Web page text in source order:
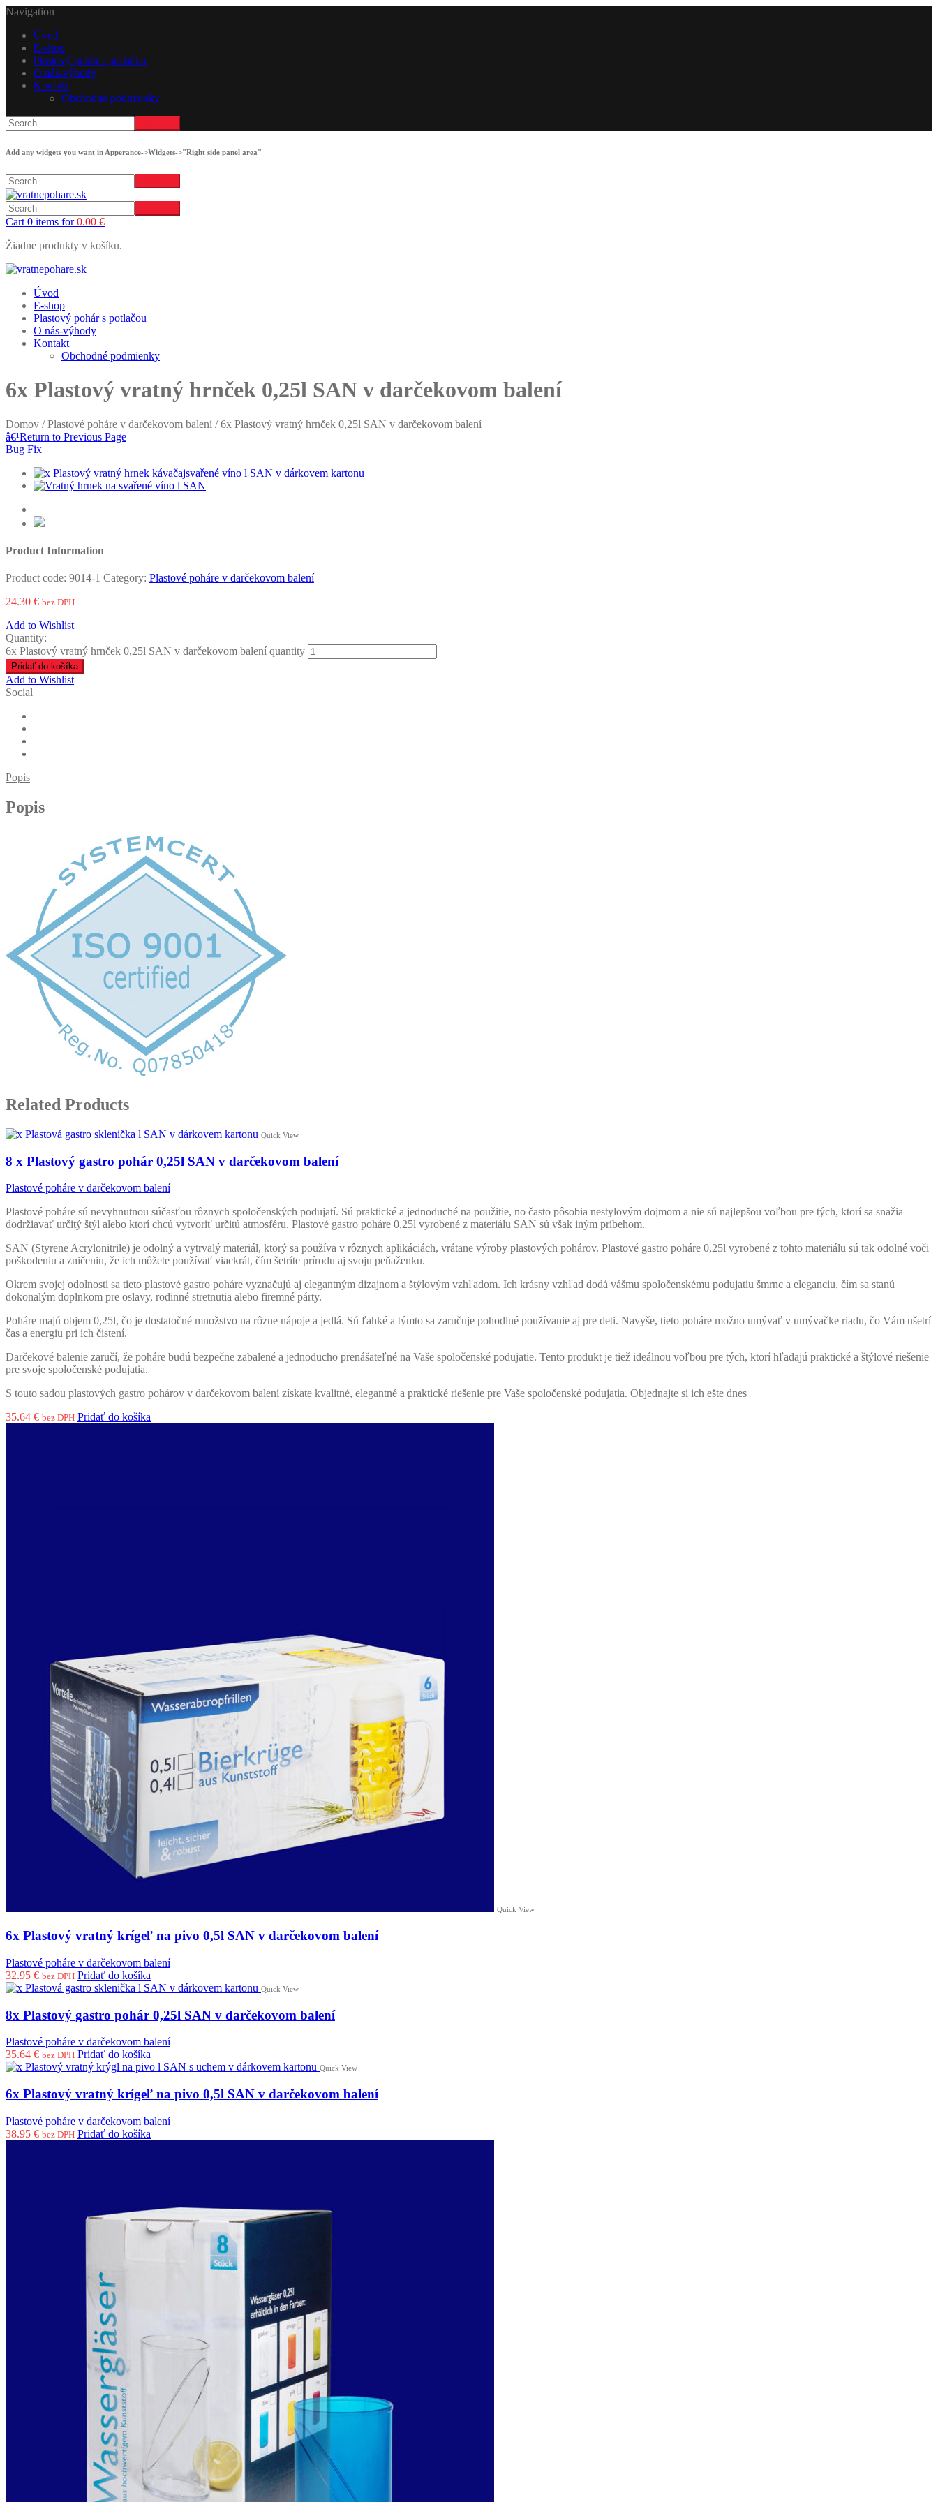
Navigation
Úvod
E-shop
Plastový pohár s potlačou
O nás-výhody
Kontakt
Obchodné podmienky
Add any widgets you want in Apperance->Widgets->"Right side panel area"
Cart 0 items for0.00 €
Žiadne produkty v košíku.
Úvod
E-shop
Plastový pohár s potlačou
O nás-výhody
Kontakt
Obchodné podmienky
6x Plastový vratný hrnček 0,25l SAN v darčekovom balení
Domov /Plastové poháre v darčekovom balení / 6x Plastový vratný hrnček 0,25l SAN v darčekovom balení
â€¹Return to Previous Page
Bug Fix
Product Information
Product code: 9014-1 Category: Plastové poháre v darčekovom balení
24.30 € bez DPH
Add to Wishlist
Quantity:
6x Plastový vratný hrnček 0,25l SAN v darčekovom balení quantity
Pridať do košíka
Add to Wishlist
Social
Popis
Popis
Related Products
Quick View
8 x Plastový gastro pohár 0,25l SAN v darčekovom balení
Plastové poháre v darčekovom balení
Plastové poháre sú nevyhnutnou súčasťou rôznych spoločenských podujatí. Sú praktické a jednoduché na použitie, no často pôsobia nestylovým dojmom a nie sú najlepšou voľbou pre tých, ktorí sa snažia
dodržiavať určitý štýl alebo ktorí chcú vytvoriť určitú atmosféru. Plastové gastro poháre 0,25l vyrobené z materiálu SAN sú však iným príbehom.
SAN (Styrene Acrylonitrile) je odolný a vytrvalý materiál, ktorý sa používa v rôznych aplikáciách, vrátane výroby plastových pohárov. Plastové gastro poháre 0,25l vyrobené z tohto materiálu sú tak odolné voči
poškodeniu a zničeniu, že ich môžete používať viackrát, čím šetríte prírodu aj svoju peňaženku.
Okrem svojej odolnosti sa tieto plastové gastro poháre vyznačujú aj elegantným dizajnom a štýlovým vzhľadom. Ich krásny vzhľad dodá vášmu spoločenskému podujatiu šmrnc a eleganciu, čím sa stanú
dokonalým doplnkom pre oslavy, rodinné stretnutia alebo firemné párty.
Poháre majú objem 0,25l, čo je dostatočné množstvo na rôzne nápoje a jedlá. Sú ľahké a týmto sa zaručuje pohodlné používanie aj pre deti. Navyše, tieto poháre možno umývať v umývačke riadu, čo Vám ušetrí
čas a energiu pri ich čistení.
Darčekové balenie zaručí, že poháre budú bezpečne zabalené a jednoducho prenášateľné na Vaše spoločenské podujatie. Tento produkt je tiež ideálnou voľbou pre tých, ktorí hľadajú praktické a štýlové riešenie
pre svoje spoločenské podujatia.
S touto sadou plastových gastro pohárov v darčekovom balení získate kvalitné, elegantné a praktické riešenie pre Vaše spoločenské podujatia. Objednajte si ich ešte dnes
35.64 € bez DPH Pridať do košíka
Quick View
6x Plastový vratný krígeľ na pivo 0,5l SAN v darčekovom balení
Plastové poháre v darčekovom balení
32.95 € bez DPH Pridať do košíka
Quick View
8x Plastový gastro pohár 0,25l SAN v darčekovom balení
Plastové poháre v darčekovom balení
35.64 € bez DPH Pridať do košíka
Quick View
6x Plastový vratný krígeľ na pivo 0,5l SAN v darčekovom balení
Plastové poháre v darčekovom balení
38.95 € bez DPH Pridať do košíka